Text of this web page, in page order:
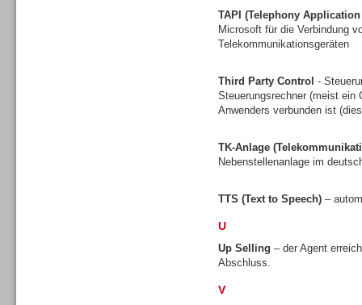
TAPI (Telephony
Microsoft für die Verbindung
Telekommunikationsgeräten
Third Party Control -
Steuerungsrechner (meist ein
Anwenders verbunden ist
TK-Anlage
Nebenstellenanlage im
TTS (Text to Speech) –
U
Up Selling – der Agent
Abschluss.
V